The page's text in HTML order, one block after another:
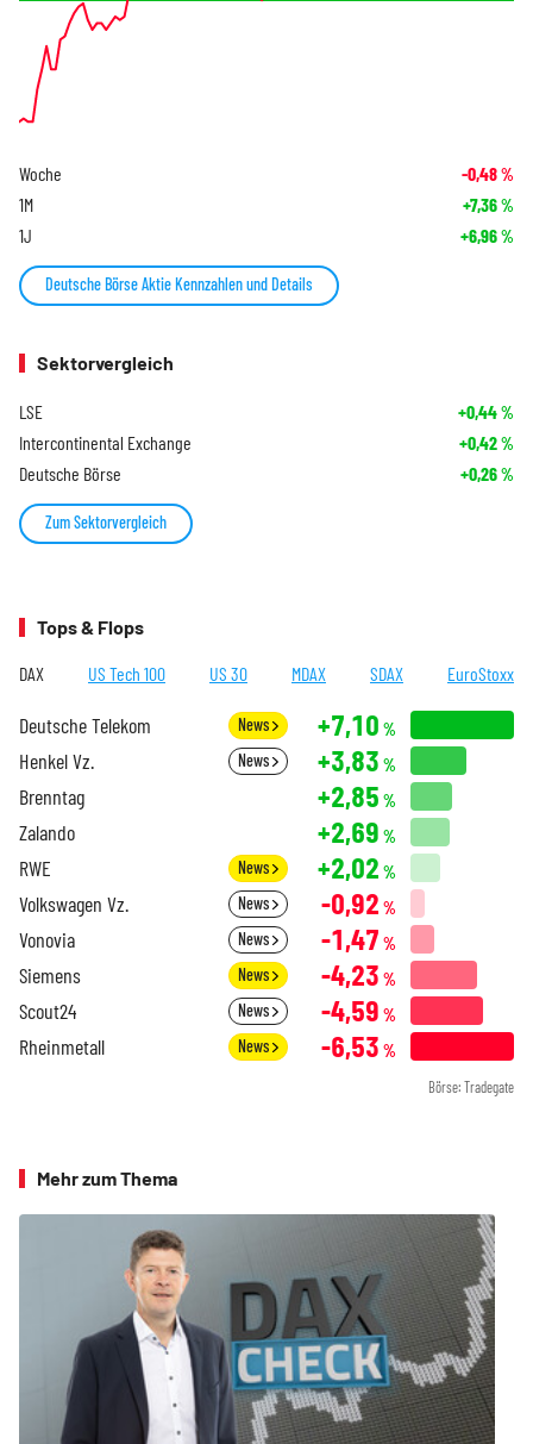
Woche -0,48%
1M +7,36%
1J +6,96%
Deutsche Börse Aktie Kennzahlen und Details
Sektorvergleich
LSE +0,44%
Intercontinental Exchange +0,42%
Deutsche Börse +0,26%
Zum Sektorvergleich
Tops & Flops
DAX US Tech 100 US 30 MDAX SDAX EuroStoxx
Deutsche Telekom News +7,10 %
Henkel Vz. News +3,83 %
Brenntag +2,85 %
Zalando +2,69 %
RWE News +2,02 %
Volkswagen Vz. News -0,92 %
Vonovia News -1,47 %
Siemens News -4,23 %
Scout24 News -4,59 %
Rheinmetall News -6,53 %
Börse: Tradegate
Mehr zum Thema